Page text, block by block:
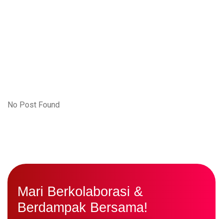
No Post Found
Mari Berkolaborasi &
Berdampak Bersama!